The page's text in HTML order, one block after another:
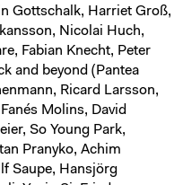
Gottschalk, Harriet Groß,
Nicolai Huch,
Fabian Knecht, Peter
and beyond (Pantea
Ricard Larsson,
Molins, David
So Young Park,
Pranyko,Achim
Saupe, Hansjörg